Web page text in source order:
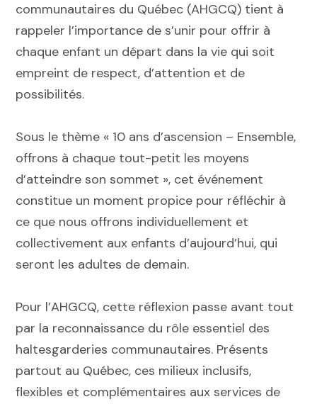
communautaires du Québec (AHGCQ) tient à
rappeler l’importance de s’unir pour offrir à
chaque enfant un départ dans la vie qui soit
empreint de respect, d’attention et de
possibilités.
Sous le thème « 10 ans d’ascension – Ensemble,
offrons à chaque tout-petit les moyens
d’atteindre son sommet », cet événement
constitue un moment propice pour réfléchir à
ce que nous offrons individuellement et
collectivement aux enfants d’aujourd’hui, qui
seront les adultes de demain.
Pour l’AHGCQ, cette réflexion passe avant tout
par la reconnaissance du rôle essentiel des
haltesgarderies communautaires. Présents
partout au Québec, ces milieux inclusifs,
flexibles et complémentaires aux services de